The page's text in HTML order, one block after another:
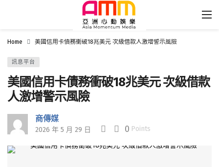
Home 美國信用卡債務衝破18兆美元 次級借款人激增警示風險
訊息平台
美國信用卡債務衝破18兆美元 次級借款
人激增警示風險
商傳媒
2026 年 5 月 29 日 0 Points